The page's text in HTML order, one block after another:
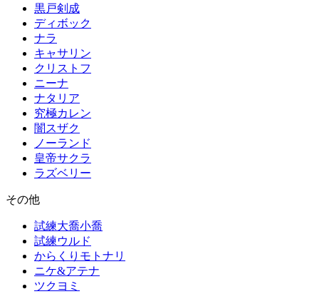
黒戸剣成
ディボック
ナラ
キャサリン
クリストフ
ニーナ
ナタリア
究極カレン
闇スザク
ノーランド
皇帝サクラ
ラズベリー
その他
試練大喬小喬
試練ウルド
からくりモトナリ
ニケ&アテナ
ツクヨミ